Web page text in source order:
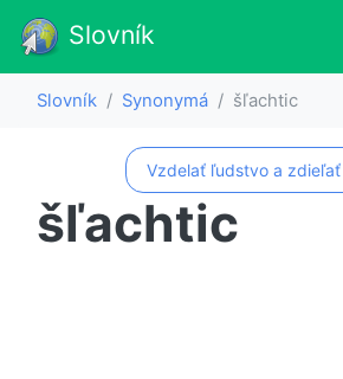
Slovník
Slovník Synonymá šľachtic
Vzdelať ľudstvo a
šľachtic